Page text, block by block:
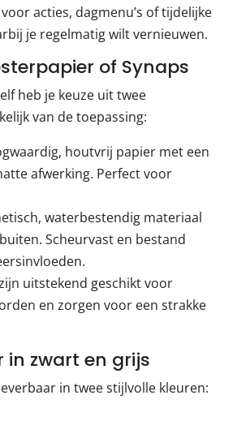
acties, dagmenu’s of tijdelijke
je regelmatig wilt vernieuwen.
of Synaps
heb je keuze uit twee
van de toepassing:
houtvrij papier met een
afwerking. Perfect voor
waterbestendig materiaal
Scheurvast en bestand
uitstekend geschikt voor
en zorgen voor een strakke
in zwart en grijs
in twee stijlvolle kleuren: